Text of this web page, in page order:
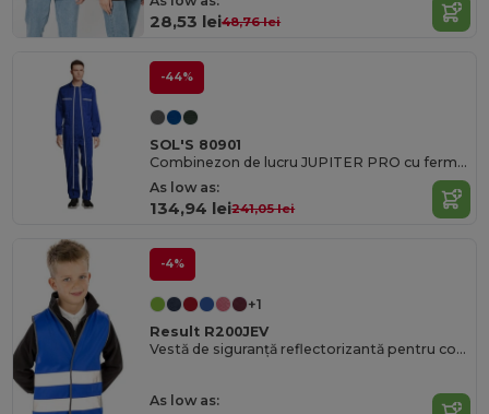
28,53 lei48,76 lei
-44%
SOL'S 80901
Combinezon de lucru JUPITER PRO cu fermoar dublu
As low as:
134,94 lei241,05 lei
-4%
+1
Result R200JEV
Vestă de siguranță reflectorizantă pentru copii - Echipament cu vizibilitate ridicată
As low as: